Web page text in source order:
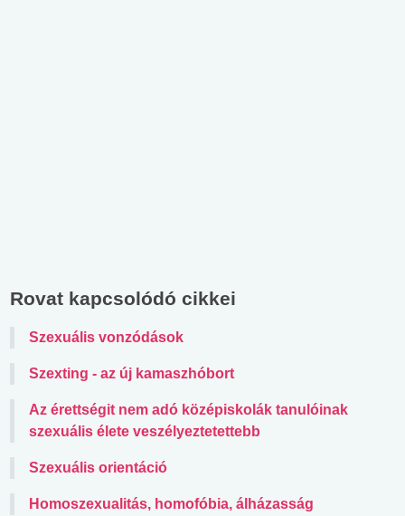
Rovat kapcsolódó cikkei
Szexuális vonzódások
Szexting - az új kamaszhóbort
Az érettségit nem adó középiskolák tanulóinak
szexuális élete veszélyeztetettebb
Szexuális orientáció
Homoszexualitás, homofóbia, álházasság